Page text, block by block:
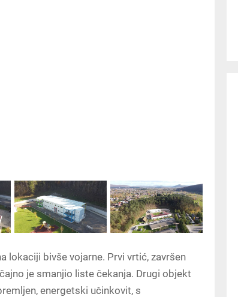
lokaciji bivše vojarne. Prvi vrtić, završen
je smanjio liste čekanja. Drugi objekt
energetski učinkovit, s